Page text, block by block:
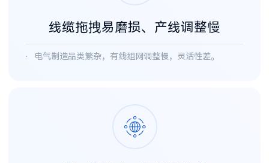
线缆拖拽易磨损、产线调整慢
电气制造品类繁杂，有线组网调整慢，灵活性差。